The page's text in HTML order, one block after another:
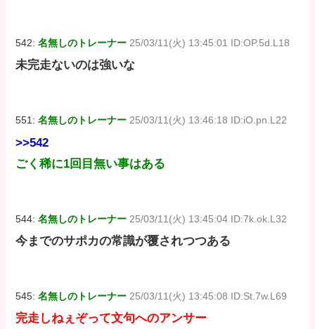
542:名無しのトレーナー 25/03/11(火) 13:45:01 ID:OP.5d.L18
未完走ないのは強いな
551:名無しのトレーナー 25/03/11(火) 13:46:18 ID:iO.pn.L22
>>542
ごく稀に1回目無い事はある
544:名無しのトレーナー 25/03/11(火) 13:45:04 ID:7k.ok.L32
今までのサポカの常識が覆されつつある
545:名無しのトレーナー 25/03/11(火) 13:45:08 ID:St.7w.L69
完走しねぇぞって文句へのアンサー